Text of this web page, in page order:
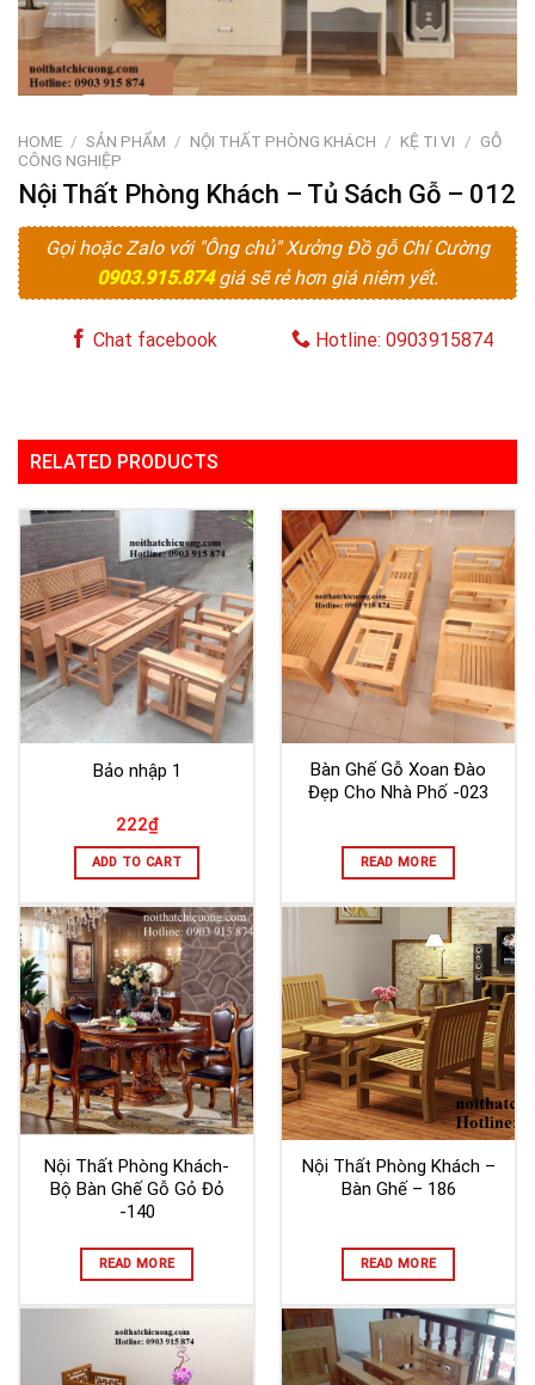
HOME / SẢN PHẨM / NỘI THẤT PHÒNG KHÁCH / KỆ TI VI / GỖ
CÔNG NGHIỆP
Nội Thất Phòng Khách – Tủ Sách Gỗ – 012
Gọi hoặc Zalo với "Ông chủ" Xưởng Đồ gỗ Chí Cường
0903.915.874giá sẽ rẻ hơn giá niêm yết.
Chat facebook Hotline: 0903915874
RELATED PRODUCTS
Bảo nhập 1
222₫
ADD TO CART
Bàn Ghế Gỗ Xoan Đào
Đẹp Cho Nhà Phố -023
READ MORE
Nội Thất Phòng Khách-
Bộ Bàn Ghế Gỗ Gỏ Đỏ
-140
READ MORE
Nội Thất Phòng Khách –
Bàn Ghế – 186
READ MORE